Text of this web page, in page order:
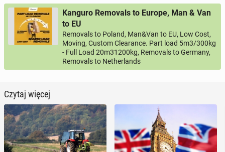
Kanguro Removals to Europe, Man & Van
to EU
Removals to Poland, Man&Van to EU, Low Cost,
Moving, Custom Clearance. Part load 5m3/300kg
- Full Load 20m31200kg, Removals to Germany,
Removals to Netherlands
Czytaj więcej